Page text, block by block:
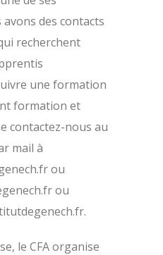
des contacts
recherchent
une formation
formation et
contactez-nous au
mail à
ou
ou
le CFA organise